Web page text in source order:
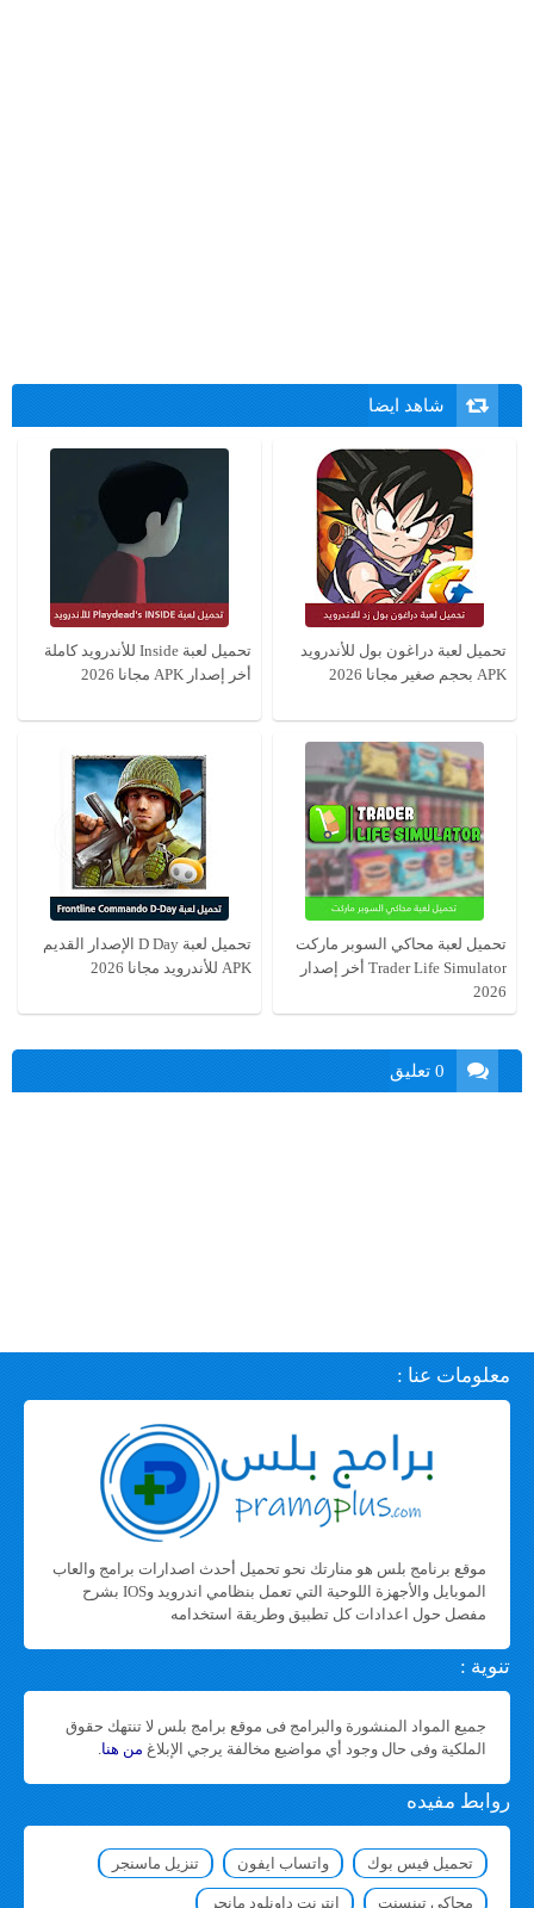
شاهد ايضا
تحميل لعبة دراغون بول للأندرويد
APK بحجم صغير مجانا 2026
تحميل لعبة Inside للأندرويد كاملة
أخر إصدار APK مجانا 2026
تحميل لعبة محاكي السوبر ماركت
Trader Life Simulator أخر إصدار
2026
تحميل لعبة D Day الإصدار القديم
APK للأندرويد مجانا 2026
0 تعليق
معلومات عنا :
موقع برنامج بلس هو منارتك نحو تحميل أحدث اصدارات برامج والعاب
الموبايل والأجهزة اللوحية التي تعمل بنظامي اندرويد وIOS بشرح
مفصل حول اعدادات كل تطبيق وطريقة استخدامه
تنوية :
جميع المواد المنشورة والبرامج فى موقع برامج بلس لا تنتهك حقوق
الملكية وفى حال وجود أي مواضيع مخالفة يرجي الإبلاغ من هنا.
روابط مفيده
تحميل فيس بوك واتساب ايفون تنزيل ماسنجر
محاكي تينسنت انترنت داونلود مانجر